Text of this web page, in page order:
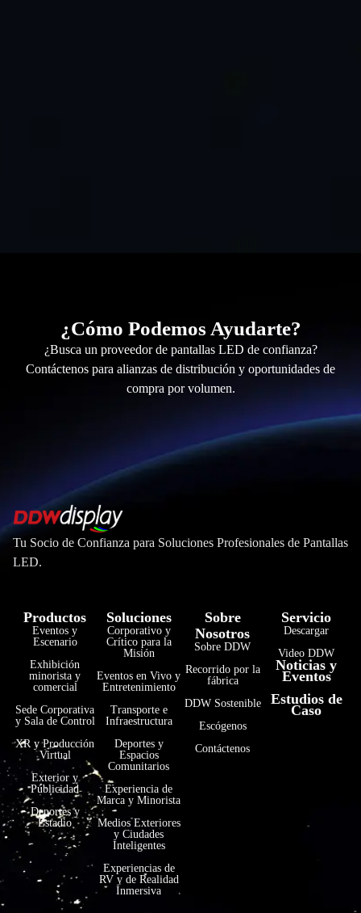
¿Cómo Podemos Ayudarte?
¿Busca un proveedor de pantallas LED de confianza?
Contáctenos para alianzas de distribución y oportunidades de
compra por volumen.
Tu Socio de Confianza para Soluciones Profesionales de Pantallas
LED.
Productos
Eventos y
Escenario
Exhibición
minorista y
comercial
Sede Corporativa
y Sala de Control
XR y Producción
Virtual
Exterior y
Publicidad
Deportes y
Estadio
Soluciones
Corporativo y
Crítico para la
Misión
Eventos en Vivo y
Entretenimiento
Transporte e
Infraestructura
Deportes y
Espacios
Comunitarios
Experiencia de
Marca y Minorista
Medios Exteriores
y Ciudades
Inteligentes
Experiencias de
RV y de Realidad
Inmersiva
Sobre
Nosotros
Sobre DDW
Recorrido por la
fábrica
DDW Sostenible
Escógenos
Contáctenos
Servicio
Descargar
Video DDW
Noticias y
Eventos
Estudios de
Caso
Bahasa Indonesia
हिन्दी
فارسی